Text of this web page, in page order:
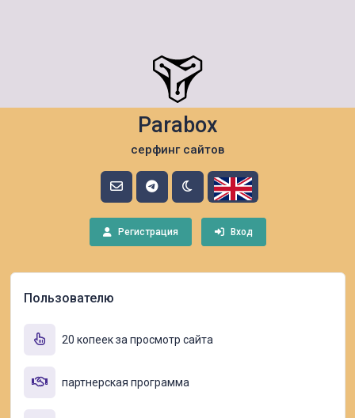
Parabox
серфинг сайтов
Регистрация Вход
Пользователю
20 копеек за просмотр сайта
партнерская программа